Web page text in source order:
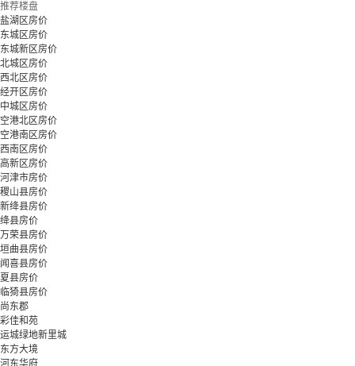
推荐楼盘
盐湖区房价
东城区房价
东城新区房价
北城区房价
西北区房价
经开区房价
中城区房价
空港北区房价
空港南区房价
西南区房价
高新区房价
河津市房价
稷山县房价
新绛县房价
绛县房价
万荣县房价
垣曲县房价
闻喜县房价
夏县房价
临猗县房价
尚东郡
彩佳和苑
运城绿地新里城
东方大境
河东华府